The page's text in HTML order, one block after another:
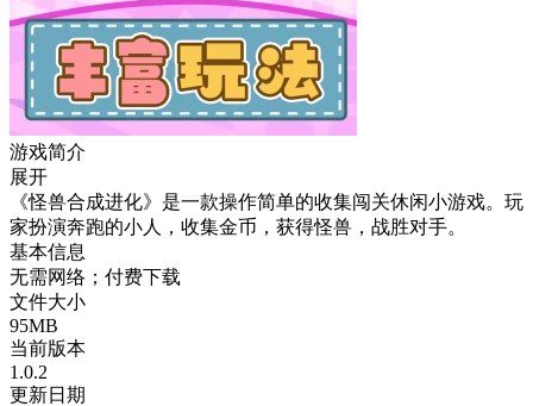
游戏简介
展开
《怪兽合成进化》是一款操作简单的收集闯关休闲小游戏。玩
家扮演奔跑的小人，收集金币，获得怪兽，战胜对手。
基本信息
无需网络；付费下载
文件大小
95MB
当前版本
1.0.2
更新日期